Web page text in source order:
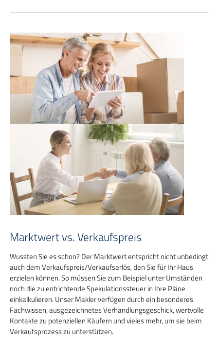
Marktwert vs. Verkaufspreis
Wussten Sie es schon? Der Marktwert entspricht nicht unbedingt
auch dem Verkaufspreis/Verkaufserlös, den Sie für Ihr Haus
erzielen können. So müssen Sie zum Beispiel unter Umständen
noch die zu entrichtende Spekulationssteuer in Ihre Pläne
einkalkulieren. Unser Makler verfügen durch ein besonderes
Fachwissen, ausgezeichnetes Verhandlungsgeschick, wertvolle
Kontakte zu potenziellen Käufern und vieles mehr, um sie beim
Verkaufsprozess zu unterstützen.